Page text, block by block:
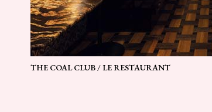
THE COAL CLUB / LE RESTAURANT